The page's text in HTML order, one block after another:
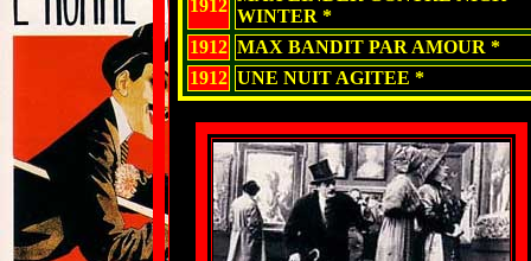
1912
WINTER *
1912 MAX BANDIT PAR AMOUR *
1912 UNE NUIT AGITEE *